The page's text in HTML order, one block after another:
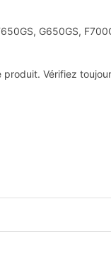
G650GS,
Vérifiez